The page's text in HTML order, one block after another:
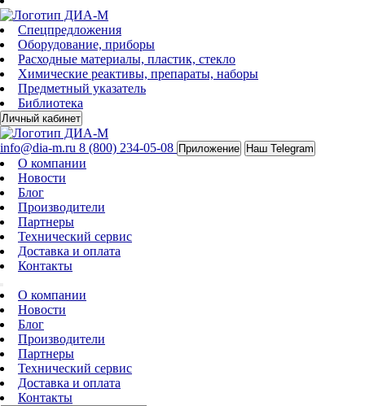
Спецпредложения
Оборудование, приборы
Расходные материалы, пластик, стекло
Химические реактивы, препараты, наборы
Предметный указатель
Библиотека
Личный кабинет
info@dia-m.ru 8 (800) 234-05-08 Приложение Наш Telegram
О компании
Новости
Блог
Производители
Партнеры
Технический сервис
Доставка и оплата
Контакты
О компании
Новости
Блог
Производители
Партнеры
Технический сервис
Доставка и оплата
Контакты